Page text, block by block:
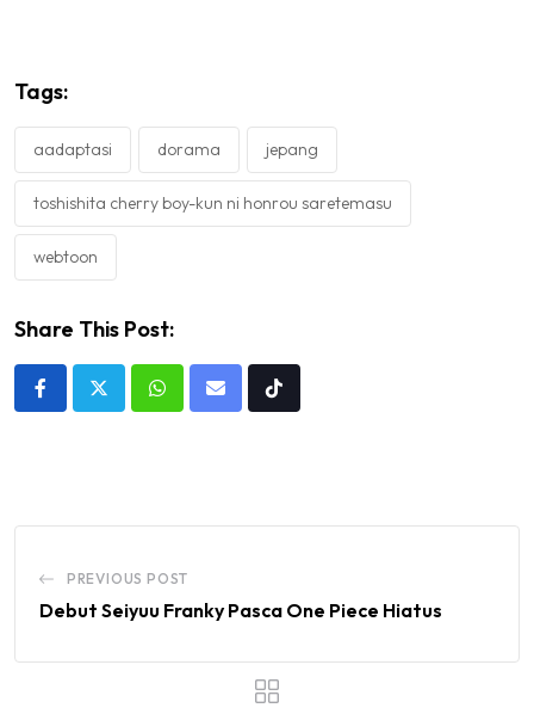
Tags:
aadaptasi dorama jepang
toshishita cherry boy-kun ni honrou saretemasu
webtoon
Share This Post:
Whatsapp
Share
Tiktok
PREVIOUS POST
Debut Seiyuu Franky Pasca One Piece Hiatus